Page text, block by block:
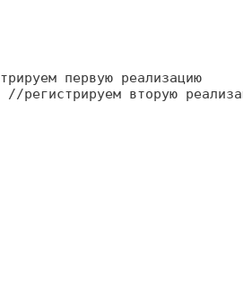
первую реализацию
регистрируем вторую